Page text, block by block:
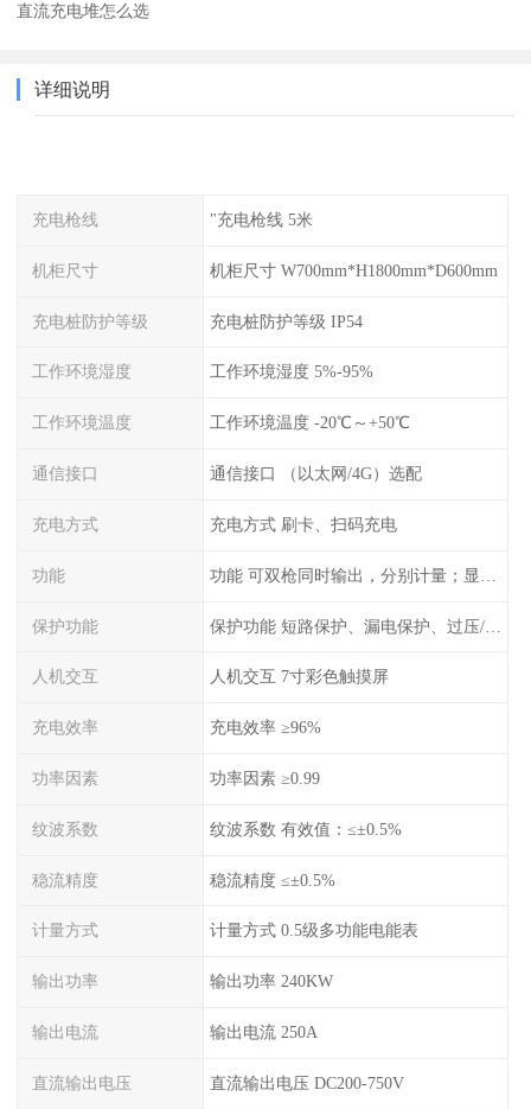
直流充电堆怎么选
详细说明
充电枪线 "充电枪线 5米
机柜尺寸 机柜尺寸 W700mm*H1800mm*D600mm
充电桩防护等级 充电桩防护等级 IP54
工作环境湿度 工作环境湿度 5%-95%
工作环境温度 工作环境温度 -20℃～+50℃
通信接口 通信接口 （以太网/4G）选配
充电方式 充电方式 刷卡、扫码充电
功能
保护功能 保护功能 短路保护、漏电保护、过压/欠压保护、过流保护、过温保护、蓄电池反接保护、过充保护
人机交互 人机交互 7寸彩色触摸屏
充电效率 充电效率 ≥96%
功率因素 功率因素 ≥0.99
纹波系数 纹波系数 有效值：≤±0.5%
稳流精度 稳流精度 ≤±0.5%
计量方式 计量方式 0.5级多功能电能表
输出功率 输出功率 240KW
输出电流 输出电流 250A
直流输出电压 直流输出电压 DC200-750V